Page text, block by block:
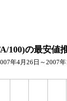
100)の最安値
年4月26日～2007